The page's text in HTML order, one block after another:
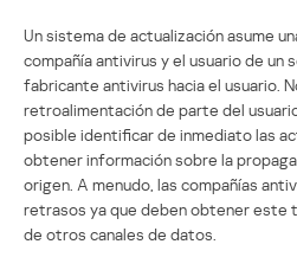
Un sistema de actualización asume
compañía antivirus y el usuario de un
fabricante antivirus hacia el usuario.
retroalimentación de parte del
posible identificar de inmediato las
obtener información sobre la
origen. A menudo, las compañías
retrasos ya que deben obtener este
de otros canales de datos.